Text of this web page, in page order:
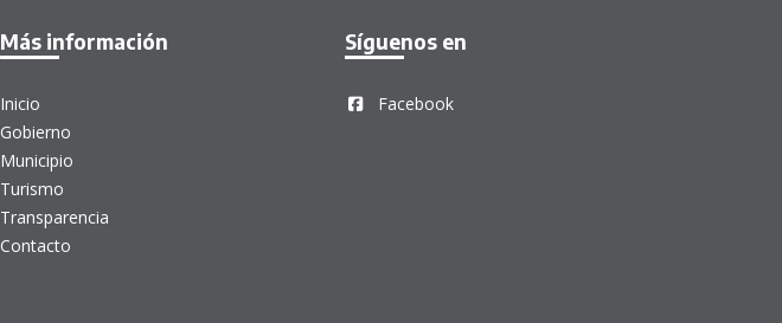
Más información
Inicio
Gobierno
Municipio
Turismo
Transparencia
Contacto
Síguenos en
Facebook